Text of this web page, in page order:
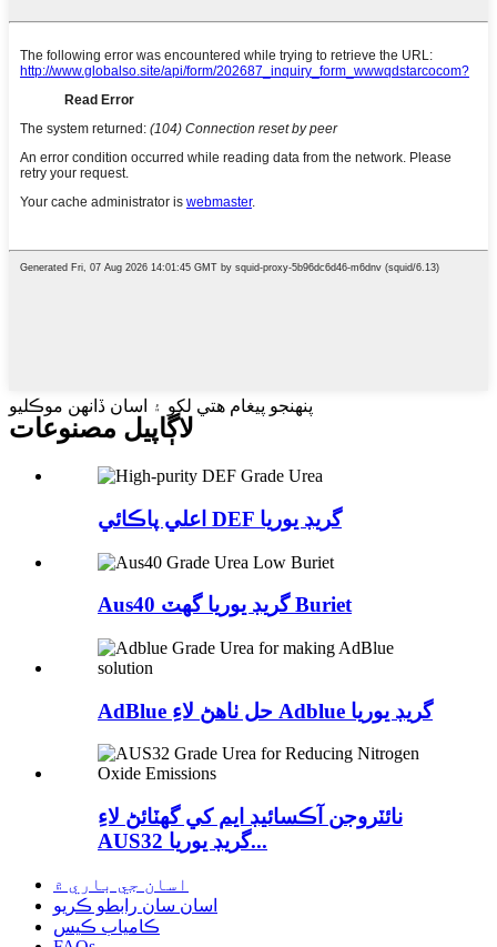
پنهنجو پيغام هتي لکو ۽ اسان ڏانهن موڪليو
لاڳاپيل مصنوعات
اعلي پاڪائي DEF گريڊ يوريا
Aus40 گريڊ يوريا گھٽ Buriet
AdBlue حل ٺاهڻ لاءِ Adblue گريڊ يوريا
نائٽروجن آڪسائيڊ ايم کي گهٽائڻ لاءِ
AUS32 گريڊ يوريا...
اسان جي باري ۾
اسان سان رابطو ڪريو
ڪامياب ڪيس